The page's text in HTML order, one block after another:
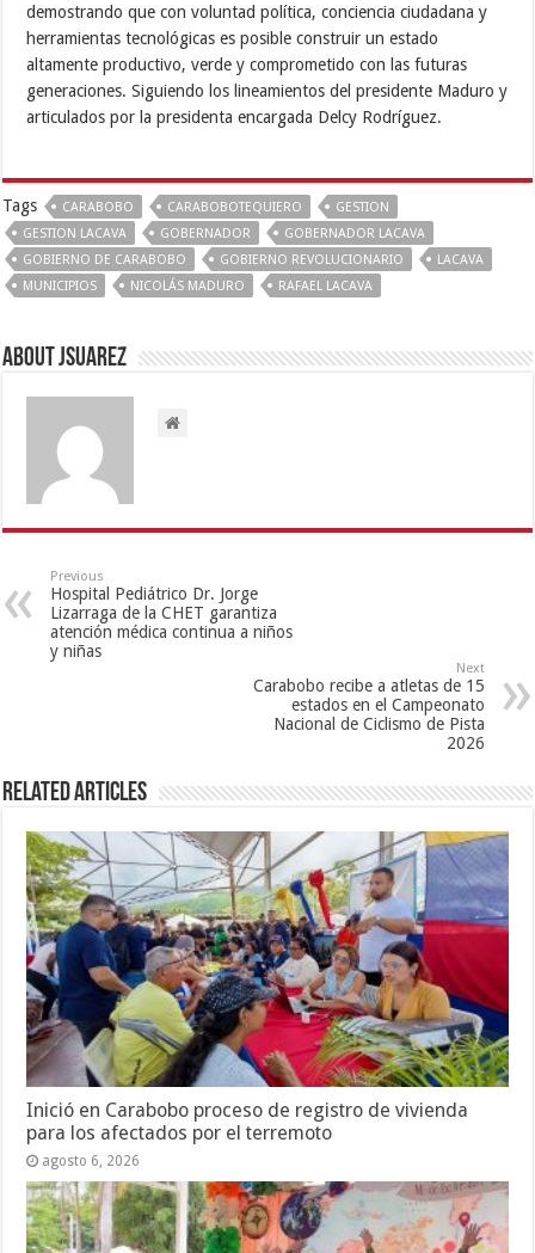
demostrando que con voluntad política, conciencia ciudadana y
herramientas tecnológicas es posible construir un estado
altamente productivo, verde y comprometido con las futuras
generaciones. Siguiendo los lineamientos del presidente Maduro y
articulados por la presidenta encargada Delcy Rodríguez.
Tags CARABOBO CARABOBOTEQUIERO
GESTION
GESTION LACAVA
GOBERNADOR
GOBERNADOR LACAVA
GOBIERNO DE CARABOBO
GOBIERNO REVOLUCIONARIO
LACAVA
MUNICIPIOS
NICOLÁS MADURO RAFAEL LACAVA
About Jsuarez
Previous
Hospital Pediátrico Dr. Jorge
Lizarraga de la CHET garantiza
atención médica continua a niños
y niñas
Next
Carabobo recibe a atletas de 15
estados en el Campeonato
Nacional de Ciclismo de Pista
2026
Related Articles
Inició en Carabobo proceso de registro de vivienda
para los afectados por el terremoto
agosto 6, 2026